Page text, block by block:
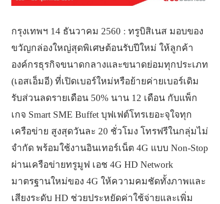
กรุงเทพฯ 14 ธันวาคม 2560 : ทรูบิสิเนส มอบของ
ขวัญกล่องใหญ่สุดพิเศษต้อนรับปีใหม่ ให้ลูกค้า
องค์กรธุรกิจขนาดกลางและขนาดย่อมทุกประเภท
(เอสเอ็มอี) ที่เปิดเบอร์ใหม่หรือย้ายค่ายเบอร์เดิม
รับส่วนลดรายเดือน 50% นาน 12 เดือน กับแพ็ก
เกจ Smart SME Buffet บุฟเฟต์โทรเยอะจุใจทุก
เครือข่าย สูงสุดวันละ 20 ชั่วโมง โทรฟรีในกลุ่มไม่
จำกัด พร้อมใช้งานอินเทอร์เน็ต 4G แบบ Non-Stop
ผ่านเครือข่ายทรูมูฟ เอช 4G HD Network
มาตรฐานใหม่ของ 4G ให้ความคมชัดทั้งภาพและ
เสียงระดับ HD ช่วยประหยัดค่าใช้จ่ายและเพิ่ม